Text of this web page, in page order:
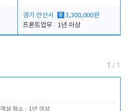
경기 안산시 월 3,300,000원
프론트업무
1년 이상
1 / 1
객실 청소 1년 이상